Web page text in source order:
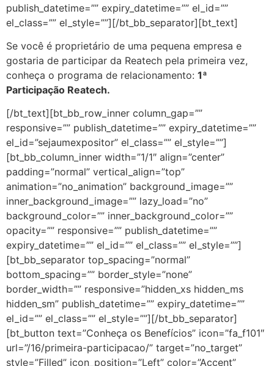
publish_datetime=”” expiry_datetime=”” el_id=””
el_class=”” el_style=””][/bt_bb_separator][bt_text]
Se você é proprietário de uma pequena empresa e
gostaria de participar da Reatech pela primeira vez,
conheça o programa de relacionamento: 1ª
Participação Reatech.
[/bt_text][bt_bb_row_inner column_gap=””
responsive=”” publish_datetime=”” expiry_datetime=””
el_id=”sejaumexpositor” el_class=”” el_style=””]
[bt_bb_column_inner width=”1/1″ align=”center”
padding=”normal” vertical_align=”top”
animation=”no_animation” background_image=””
inner_background_image=”” lazy_load=”no”
background_color=”” inner_background_color=””
opacity=”” responsive=”” publish_datetime=””
expiry_datetime=”” el_id=”” el_class=”” el_style=””]
[bt_bb_separator top_spacing=”normal”
bottom_spacing=”” border_style=”none”
border_width=”” responsive=”hidden_xs hidden_ms
hidden_sm” publish_datetime=”” expiry_datetime=””
el_id=”” el_class=”” el_style=””][/bt_bb_separator]
[bt_button text=”Conheça os Benefícios” icon=”fa_f101″
url=”/16/primeira-participacao/” target=”no_target”
style=”Filled” icon_position=”Left” color=”Accent”